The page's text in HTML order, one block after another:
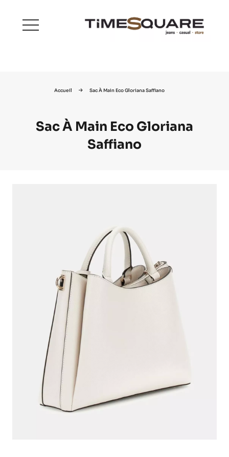
menu
Accueil Sac À Main Eco Gloriana Saffiano
Sac À Main Eco Gloriana
Saffiano